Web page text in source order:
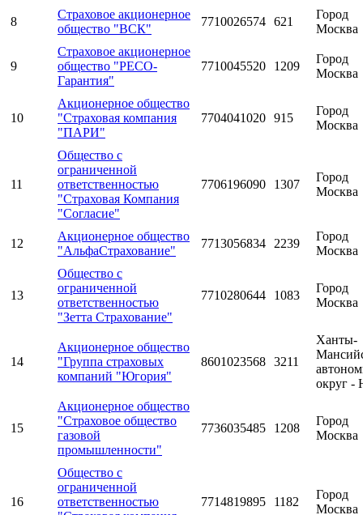
8
Страховое акционерное
общество "ВСК"
7710026574 621
Город
Москва
9
Страховое акционерное
общество "РЕСО-
Гарантия"
7710045520 1209
Город
Москва
10
Акционерное общество
"Страховая компания
"ПАРИ"
7704041020 915
Город
Москва
11
Общество с
ограниченной
ответственностью
"Страховая Компания
"Согласие"
7706196090 1307
Город
Москва
12
Акционерное общество
"АльфаСтрахование"
7713056834 2239
Город
Москва
13
Общество с
ограниченной
ответственностью
"Зетта Страхование"
7710280644 1083
Город
Москва
14
Акционерное общество
"Группа страховых
компаний "Югория"
8601023568 3211
Ханты-
округ -
15
Акционерное общество
"Страховое общество
газовой
промышленности"
7736035485 1208
Город
Москва
16
Общество с
ограниченной
ответственностью
7714819895 1182
Город
Москва